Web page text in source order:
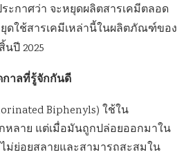
ะกาศว่า จะหยุดผลิตสารเคมีตลอด
ยุดใช้สารเคมีเหล่านี้ในผลิตภัณฑ์ของ
ปี 2025
กาลที่รู้จักกันดี
Biphenyls) ใช้ใน
หลาย แต่เมื่อมันถูกปล่อยออกมาใน
ม่ย่อยสลายและสามารถสะสมใน